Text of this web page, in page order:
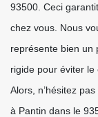
93500. Ceci
chez vous. Nous
représente bien un
rigide pour éviter le
Alors, n’hésitez
à Pantin dans le